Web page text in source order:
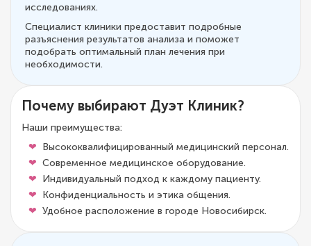
исследованиях.
Специалист клиники предоставит подробные
разъяснения результатов анализа и поможет
подобрать оптимальный план лечения при
необходимости.
Почему выбирают Дуэт Клиник?
Наши преимущества:
Высококвалифицированный медицинский персонал.
Современное медицинское оборудование.
Индивидуальный подход к каждому пациенту.
Конфиденциальность и этика общения.
Удобное расположение в городе Новосибирск.